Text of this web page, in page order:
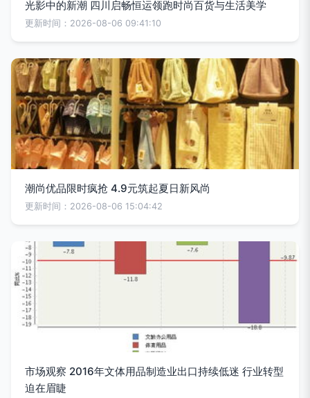
光影中的新潮 四川启畅恒运领跑时尚百货与生活美学
更新时间：2026-08-06 09:41:10
潮尚优品限时疯抢 4.9元筑起夏日新风尚
更新时间：2026-08-06 15:04:42
市场观察 2016年文体用品制造业出口持续低迷 行业转型
迫在眉睫